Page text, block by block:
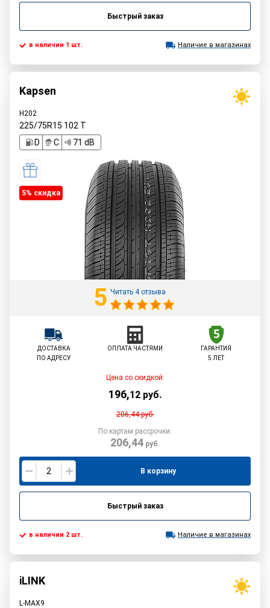
Быстрый заказ
в наличии 1 шт. Наличие в магазинах
Kapsen
H202
225/75R15 102 T
D
C 71 dB
5% cкидка
5 Читать 4 отзыва
ДОСТАВКА
ПО АДРЕСУ
ОПЛАТА ЧАСТЯМИ
ГАРАНТИЯ
5 ЛЕТ
Цена со скидкой:
196,12 руб.
206,44руб.
По картам рассрочки:
206,44руб.
В корзину
Быстрый заказ
в наличии 2 шт. Наличие в магазинах
iLINK
L-MAX9